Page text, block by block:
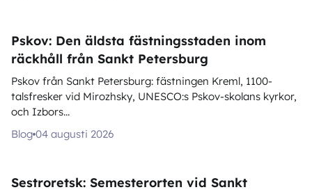
Pskov: Den äldsta fästningsstaden inom
räckhåll från Sankt Petersburg
Pskov från Sankt Petersburg: fästningen Kreml, 1100-
talsfresker vid Mirozhsky, UNESCO:s Pskov-skolans kyrkor,
och Izbors...
Blog 04 augusti 2026
Sestroretsk: Semesterorten vid Sankt